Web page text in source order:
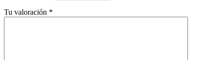
Tu valoración *